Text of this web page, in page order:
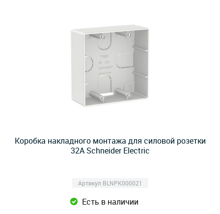
Коробка накладного монтажа для силовой розетки
32А Schneider Electric
Артикул BLNPK000021
Есть в наличии